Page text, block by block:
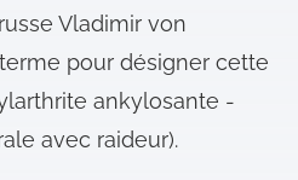
Vladimir von
pour désigner cette
ankylosante
avec raideur).